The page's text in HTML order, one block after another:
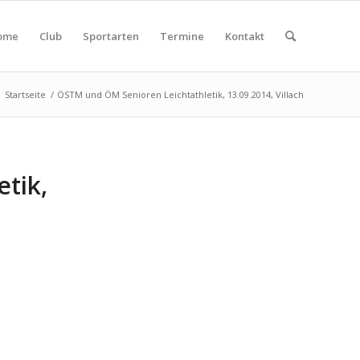
Club Sportarten Termine Kontakt
Startseite / ÖSTM und ÖM Senioren Leichtathletik, 13.09.2014, Villach